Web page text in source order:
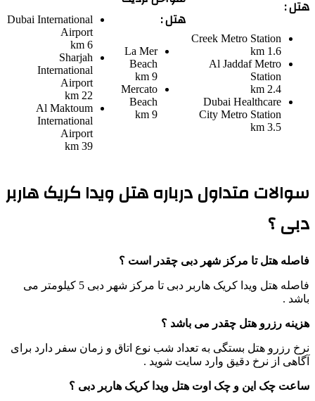
هتل :
Creek Metro Station
1.6 km
Al Jaddaf Metro
Station
2.4 km
Dubai Healthcare
City Metro Station
3.5 km
هتل :
La Mer
Beach
9 km
Mercato
Beach
9 km
Dubai International
Airport
6 km
Sharjah
International
Airport
22 km
Al Maktoum
International
Airport
39 km
سوالات متداول درباره هتل ویدا کریک هاربر
دبی ؟
فاصله هتل تا مرکز شهر دبی چقدر است ؟
فاصله هتل ویدا کریک هاربر دبی تا مرکز شهر دبی 5 کیلومتر می
باشد .
هزینه رزرو هتل چقدر می باشد ؟
نرخ رزرو هتل بستگی به تعداد شب نوع اتاق و زمان سفر دارد برای
آگاهی از نرخ دقیق وارد سایت شوید .
ساعت چک این و چک اوت هتل ویدا کریک هاربر دبی ؟